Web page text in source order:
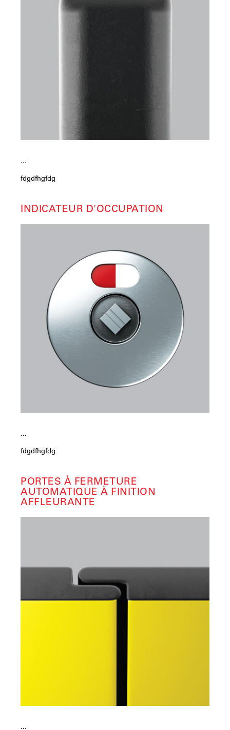
...
fdgdfhgfdg
INDICATEUR D'OCCUPATION
...
fdgdfhgfdg
PORTES À FERMETURE
AUTOMATIQUE À FINITION
AFFLEURANTE
...